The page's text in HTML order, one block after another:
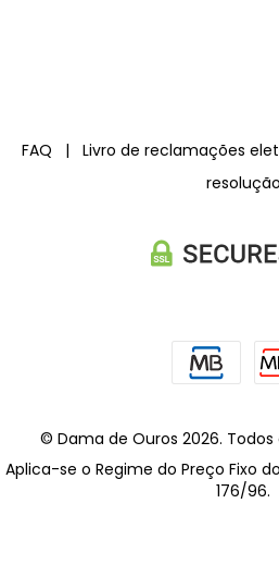
FAQ | Livro de reclamações
resolução
© Dama de Ouros 2026. Todos
Aplica-se o Regime do Preço Fixo
176/96.